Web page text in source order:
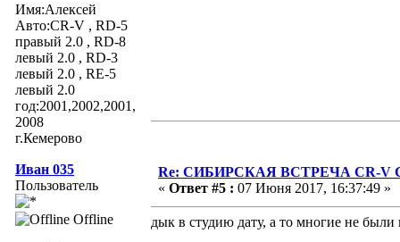
Имя:Алексей
Авто:СR-V , RD-5
правый 2.0 , RD-8
левый 2.0 , RD-3
левый 2.0 , RE-5
левый 2.0
год:2001,2002,2001,
2008
г.Кемерово
Иван 035
Пользователь
Offline
Re: СИБИРСКАЯ ВСТРЕЧА CR-V
« Ответ #5 : 07 Июня 2017, 16:37:49 »
дык в студию дату, а то многие не были